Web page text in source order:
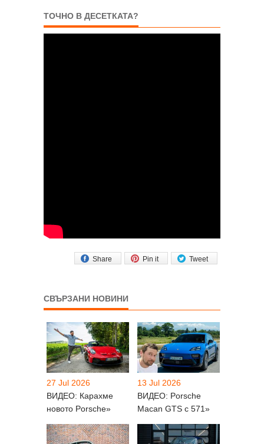
ТОЧНО В ДЕСЕТКАТА?
Tweet
Pin it
Share
СВЪРЗАНИ НОВИНИ
27 Jul 2026
ВИДЕО: Карахме
новото Porsche»
13 Jul 2026
ВИДЕО: Porsche
Macan GTS с 571»